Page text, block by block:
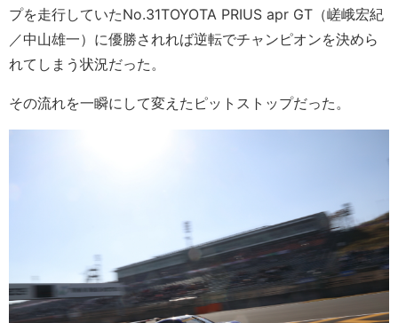
プを走行していたNo.31TOYOTA PRIUS apr GT（嵯峨宏紀
／中山雄一）に優勝されれば逆転でチャンピオンを決めら
れてしまう状況だった。
その流れを一瞬にして変えたピットストップだった。